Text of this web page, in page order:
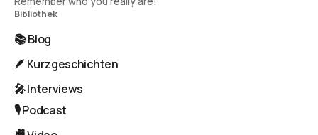
Bibliothek
📚 Blog
🪶 Kurzgeschichten
🎤 Interviews
🎙️ Podcast